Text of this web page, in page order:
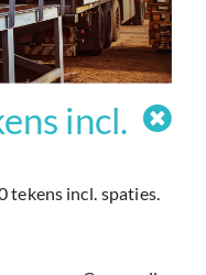

incl.
tekens incl. spaties.